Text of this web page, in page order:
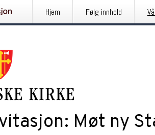
Hjem Følg innhold
Møt ny